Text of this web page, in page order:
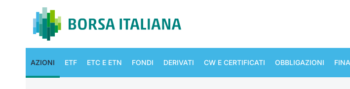
AZIONI ETF ETC E ETN FONDI DERIVATI CW E CERTIFICATI OBBLIGAZIONI